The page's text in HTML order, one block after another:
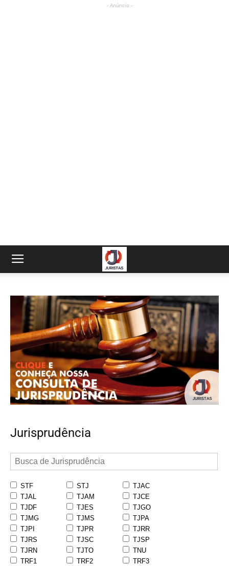
- Anúncio -
Jurisprudência
STF STJ
TJAC
TJAL
TJAM
TJCE
TJDF
TJES
TJGO
TJMG
TJMS
TJPA
TJPI
TJPR
TJRR
TJRS
TJSC
TJSP
TJRN
TJTO
TNU
TRF1
TRF2
TRF3